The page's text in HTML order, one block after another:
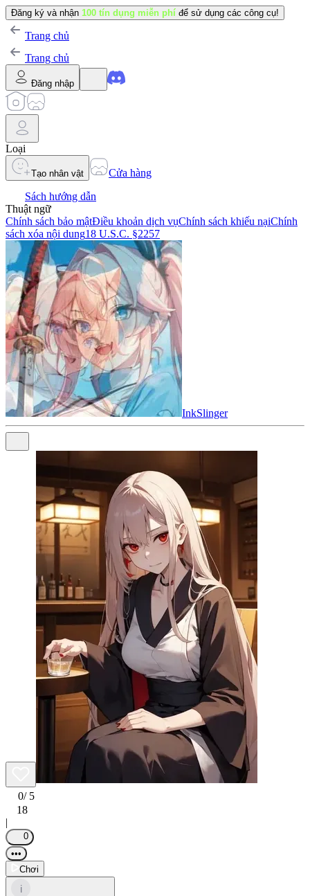
Đăng ký và nhận 100 tín dụng miễn phí để sử dụng các công cụ!
Trang chủ
Trang chủ
Đăng nhập
Loại
Tạo nhân vật
Cửa hàng
Sách hướng dẫn
Thuật ngữ
Chính sách bảo mậtĐiều khoản dịch vụChính sách khiếu nạiChính
sách xóa nội dung18 U.S.C. §2257
InkSlinger
0/ 5
18
|
0
•••
Chơi
i